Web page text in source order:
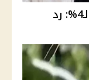
القصة الكاملة لأزمة ريم صاحبة الـ4%: رد